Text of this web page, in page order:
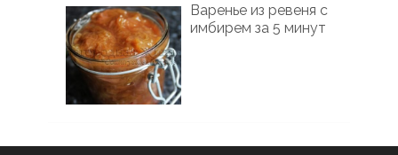
Варенье из ревеня с
имбирем за 5 минут